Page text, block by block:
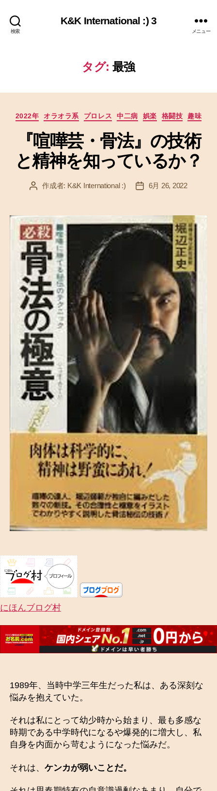
検索
K&K International :) 3
メニュー
タグ: 最強
カ
ゴ
リ
ー
2022年 オラオラ系 プロレス 中二病 娯楽 格闘技 趣味
『喧嘩芸・骨法』の技術
と精神を知っているか？
投 作成者: K&K International :)
投 6月 26, 2022
にほんブログ村
1989年、当時中学三年生だった私は、ある深刻な
悩みを抱えていた。
それは私にとって幼少時から始まり、最も多感な
時期である中学時代になるや爆発的に増大し、私
自身を内面から苛むようになった悩みだ。
それは、 ケンカが弱いことだ。